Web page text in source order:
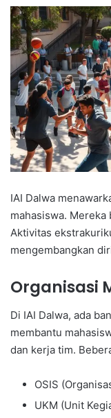
IAI Dalwa
mahasiswa.
Aktivitas
mengembangkan
Organisasi
Di IAI Dalwa, ada
membantu
dan kerja tim.
OSIS
UKM (Unit